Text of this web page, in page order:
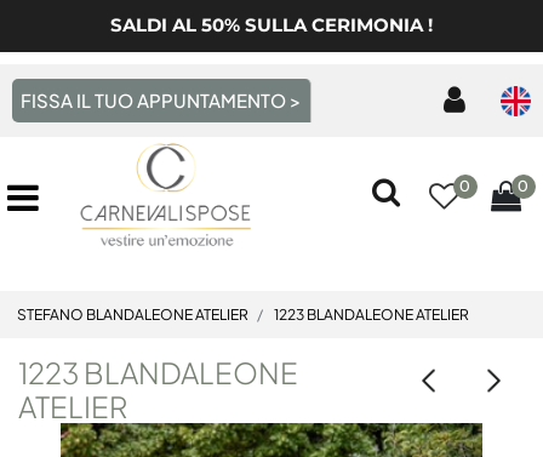
SALDI AL 50% SULLA CERIMONIA !
FISSA IL TUO APPUNTAMENTO >
Open menu 0 0
STEFANO BLANDALEONE ATELIER 1223 BLANDALEONE ATELIER
1223 BLANDALEONE
ATELIER